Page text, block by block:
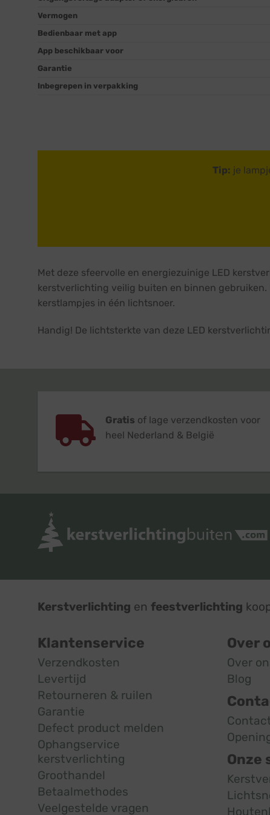
Vermogen
Bedienbaar met app
App beschikbaar voor
Garantie
Inbegrepen in verpakking
Tip: je
Met deze sfeervolle en energiezuinige LED
kerstverlichting veilig buiten en binnen
kerstlampjes in één lichtsnoer.
Handig! De lichtsterkte van deze LED
Gratis of lage verzendkosten voor
heel Nederland & België
Kerstverlichting en feestverlichting
Klantenservice
Verzendkosten
Levertijd
Retourneren & ruilen
Garantie
Defect product melden
Ophangservice
kerstverlichting
Groothandel
Betaalmethodes
Veelgestelde vragen
Over
Over
Blog
Onze